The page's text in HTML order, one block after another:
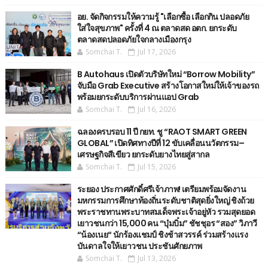
อย. จัดกิจกรรมให้ความรู้ "เลือกซื้อ เลือกกิน ปลอดภัย
ใส่ใจสุขภาพ" ครั้งที่ 4 ณ ตลาดสด อตก. ยกระดับ
ตลาดสดปลอดภัยใจกลางเมืองกรุง
Somchai T. Jul 17, 2026
B Autohaus เปิดตัวบริษัทใหม่ “Borrow Mobility”
จับมือ Grab Executive สร้างโอกาสใหม่ให้เจ้าของรถ
พร้อมยกระดับบริการผ่านแอป Grab
Somchai T. Jul 16, 2026
ฉลองครบรอบ 11 ปี กยท. ชู “RAOT SMART GREEN
GLOBAL” เปิดทิศทางปีที่ 12 ขับเคลื่อนนวัตกรรม–
เศรษฐกิจสีเขียว ยกระดับยางไทยสู่สากล
Somchai T. Jul 15, 2026
ระยอง ประกาศศักดิ์ศรีเจ้าภาพ! เตรียมพร้อมจัดงาน
มหกรรมการศึกษาท้องถิ่นระดับชาติสุดยิ่งใหญ่ ชิงถ้วย
พระราชทานพระบาทสมเด็จพระเจ้าอยู่หัว รวมสุดยอด
เยาวชนกว่า 15,000 คน “บุ๋มบิ๋ม” ชัชชุอร “สอง” วิภาวี
“น้องเนย“ นักร้องแชมป์ ชิงช้าสวรรค์ ร่วมสร้างแรง
บันดาลใจให้เยาวชน ประชันศักยภาพ
Somchai T. Jul 13, 2026